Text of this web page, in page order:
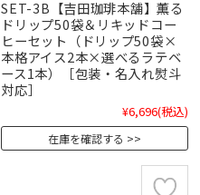
SET-3B【吉田珈琲本舗】薫る
ドリップ50袋＆リキッドコー
ヒーセット（ドリップ50袋×
本格アイス2本×選べるラテベ
ース1本）［包装・名入れ熨斗
対応］
¥6,696(税込)
在庫を確認する